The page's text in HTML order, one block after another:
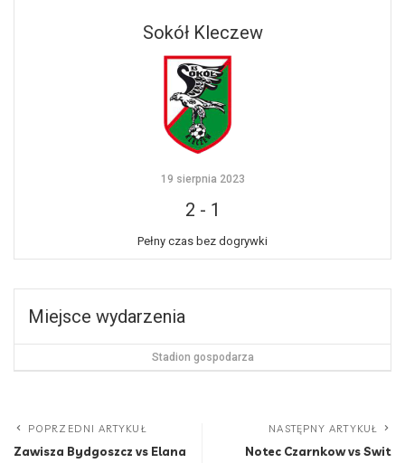
Sokół Kleczew
19 sierpnia 2023
2 - 1
Pełny czas bez dogrywki
Miejsce wydarzenia
Stadion gospodarza
POPRZEDNI ARTYKUŁ
Zawisza Bydgoszcz vs Elana
NASTĘPNY ARTYKUŁ
Notec Czarnkow vs Swit